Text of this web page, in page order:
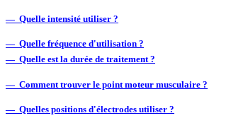
— Quelle intensité utiliser ?
— Quelle fréquence d'utilisation ?
— Quelle est la durée de traitement ?
— Comment trouver le point moteur musculaire ?
— Quelles positions d'électrodes utiliser ?